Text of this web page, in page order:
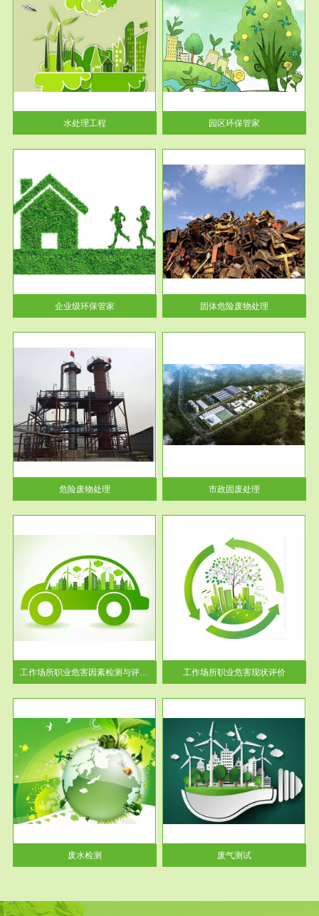
水处理工程
服务范围
园区环保管家
2016 年 4 月，环保部下发《关
于积极发挥环境保护作用促进供
给侧结...
园区环保管家
企业级环保管家
服务范围
固体危险废物处理
固体废物解释：固体废物是指人
们在生产建设、日常生活和其他
活动中...
固体危险废物处理
危险废物处理
服务范围
市政固废处理
蔚蓝生态环境科技所从事的市政
废物处理业务包括市政废物的处
理处...
市政固废处理
工作场所职业危害因素检测与评价...
服务范围
工作场所职业危害现状评价
【现状评价意义】：具体因素---
-通过质谱分析等多种手段明确
工作场...
工作场所职业危害现状评价
废水检测
服务范围
废气测试
检测范围工业废气检测包括有机
废气和无机废气。有机废气主要
包括...
废气测试